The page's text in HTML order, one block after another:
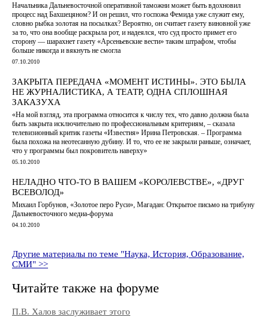
Начальника Дальневосточной оперативной таможни может быть вдохновил
процесс над Бахшецяном? И он решил, что госпожа Фемида уже служит ему,
словно рыбка золотая на посылках? Вероятно, он считает газету виновной уже
за то, что она вообще раскрыла рот, и надеялся, что суд просто примет его
сторону — шарахнет газету «Арсеньевские вести» таким штрафом, чтобы
больше никогда и вякнуть не смогла
07.10.2010
ЗАКРЫТА ПЕРЕДАЧА «МОМЕНТ ИСТИНЫ». ЭТО БЫЛА
НЕ ЖУРНАЛИСТИКА, А ТЕАТР, ОДНА СПЛОШНАЯ
ЗАКАЗУХА
«На мой взгляд, эта программа относится к числу тех, что давно должна была
быть закрыта исключительно по профессиональным критериям, – сказала
телевизионный критик газеты «Известия» Ирина Петровская. – Программа
была похожа на неотесанную дубину. И то, что ее не закрыли раньше, означает,
что у программы был покровитель наверху»
05.10.2010
НЕЛАДНО ЧТО-ТО В ВАШЕМ «КОРОЛЕВСТВЕ», «ДРУГ
ВСЕВОЛОД»
Михаил Горбунов, «Золотое перо Руси», Магадан: Открытое письмо на трибуну
Дальневосточного медиа-форума
04.10.2010
Другие материалы по теме "Наука, История, Образование,
СМИ" >>
Читайте также на форуме
П.В. Халов заслуживает этого